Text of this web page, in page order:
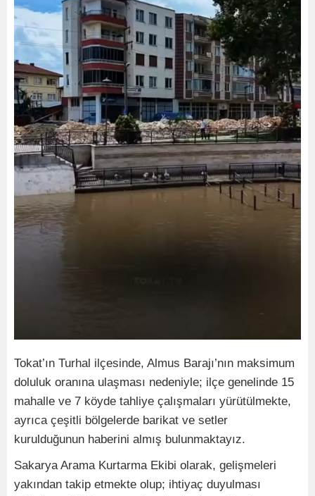
Tokat’ın Turhal ilçesinde, Almus Barajı’nın maksimum
doluluk oranına ulaşması nedeniyle; ilçe genelinde 15
mahalle ve 7 köyde tahliye çalışmaları yürütülmekte,
ayrıca çeşitli bölgelerde barikat ve setler
kurulduğunun haberini almış bulunmaktayız.
Sakarya Arama Kurtarma Ekibi olarak, gelişmeleri
yakından takip etmekte olup; ihtiyaç duyulması